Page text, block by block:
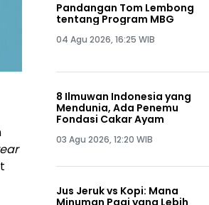
Pandangan Tom Lembong
tentang Program MBG
04 Agu 2026, 16:25 WIB
8 Ilmuwan Indonesia yang
Mendunia, Ada Penemu
Fondasi Cakar Ayam
03 Agu 2026, 12:20 WIB
Jus Jeruk vs Kopi: Mana